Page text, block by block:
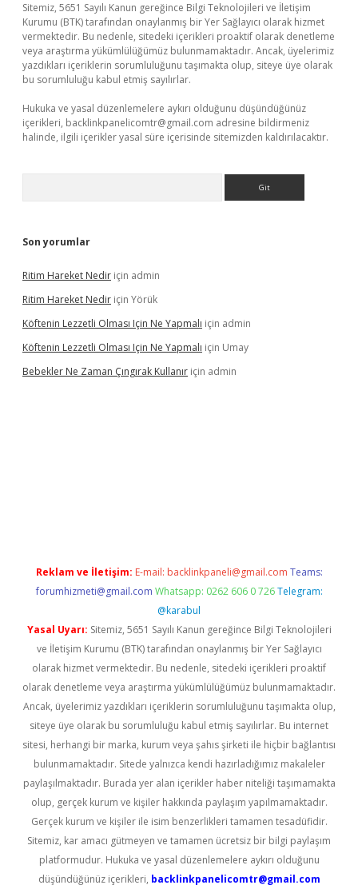
Sitemiz, 5651 Sayılı Kanun gereğince Bilgi Teknolojileri ve İletişim
Kurumu (BTK) tarafından onaylanmış bir Yer Sağlayıcı olarak hizmet
vermektedir. Bu nedenle, sitedeki içerikleri proaktif olarak denetleme
veya araştırma yükümlülüğümüz bulunmamaktadır. Ancak, üyelerimiz
yazdıkları içeriklerin sorumluluğunu taşımakta olup, siteye üye olarak
bu sorumluluğu kabul etmiş sayılırlar.
Hukuka ve yasal düzenlemelere aykırı olduğunu düşündüğünüz
içerikleri, backlinkpanelicomtr@gmail.com adresine bildirmeniz
halinde, ilgili içerikler yasal süre içerisinde sitemizden kaldırılacaktır.
Son yorumlar
Ritim Hareket Nedir için admin
Ritim Hareket Nedir için Yörük
Köftenin Lezzetli Olması Için Ne Yapmalı için admin
Köftenin Lezzetli Olması Için Ne Yapmalı için Umay
Bebekler Ne Zaman Çıngırak Kullanır için admin
Reklam ve İletişim: E-mail: backlinkpaneli@gmail.com Teams:
forumhizmeti@gmail.com Whatsapp: 0262 606 0 726 Telegram:
@karabul
Yasal Uyarı: Sitemiz, 5651 Sayılı Kanun gereğince Bilgi Teknolojileri
ve İletişim Kurumu (BTK) tarafından onaylanmış bir Yer Sağlayıcı
olarak hizmet vermektedir. Bu nedenle, sitedeki içerikleri proaktif
olarak denetleme veya araştırma yükümlülüğümüz bulunmamaktadır.
Ancak, üyelerimiz yazdıkları içeriklerin sorumluluğunu taşımakta olup,
siteye üye olarak bu sorumluluğu kabul etmiş sayılırlar. Bu internet
sitesi, herhangi bir marka, kurum veya şahıs şirketi ile hiçbir bağlantısı
bulunmamaktadır. Sitede yalnızca kendi hazırladığımız makaleler
paylaşılmaktadır. Burada yer alan içerikler haber niteliği taşımamakta
olup, gerçek kurum ve kişiler hakkında paylaşım yapılmamaktadır.
Gerçek kurum ve kişiler ile isim benzerlikleri tamamen tesadüfidir.
Sitemiz, kar amacı gütmeyen ve tamamen ücretsiz bir bilgi paylaşım
platformudur. Hukuka ve yasal düzenlemelere aykırı olduğunu
düşündüğünüz içerikleri, backlinkpanelicomtr@gmail.com